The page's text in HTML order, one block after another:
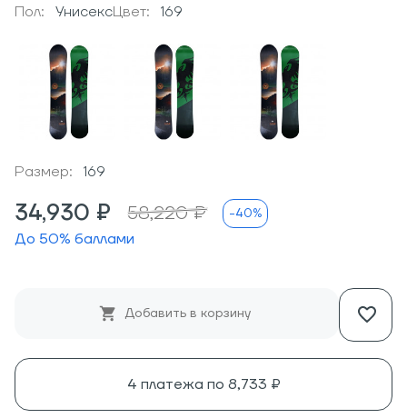
Пол:
УнисексЦвет: 169
Размер: 169
34,930 ₽ 58,220 ₽ -40%
До 50% баллами
Добавить в корзину
4 платежа по 8,733 ₽